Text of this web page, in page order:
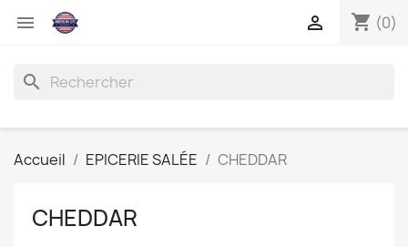
 shopping_cart (0)

search
Accueil EPICERIE SALÉE CHEDDAR
CHEDDAR